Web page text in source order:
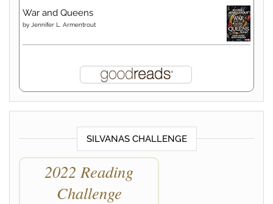
War and Queens
by Jennifer L. Armentrout
SILVANAS CHALLENGE
2022 Reading
Challenge